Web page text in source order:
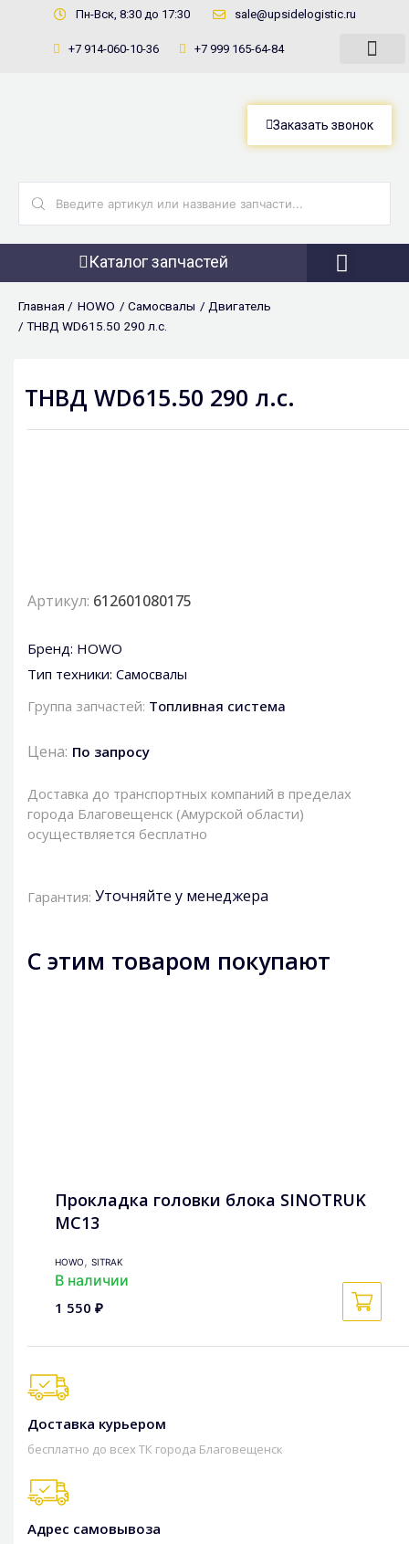
содержимому
Пн-Вск, 8:30 до 17:30 sale@upsidelogistic.ru
+7 914-060-10-36 +7 999 165-64-84
Заказать звонок
Каталог запчастей
Главная / HOWO / Самосвалы / Двигатель
/ ТНВД WD615.50 290 л.с.
ТНВД WD615.50 290 л.с.
Артикул: 612601080175
Бренд: HOWO
Тип техники: Самосвалы
Группа запчастей: Топливная система
Цена: По запросу
Доставка до транспортных компаний в пределах
города Благовещенск (Амурской области)
осуществляется бесплатно
Гарантия: Уточняйте у менеджера
С этим товаром покупают
Прокладка головки блока SINOTRUK
MC13
HOWO , SITRAK
В наличии
1 550 ₽
Доставка курьером
бесплатно до всех ТК города Благовещенск
Адрес самовывоза